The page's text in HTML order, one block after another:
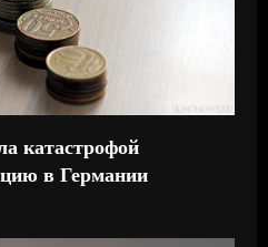
катастрофой
в Германии